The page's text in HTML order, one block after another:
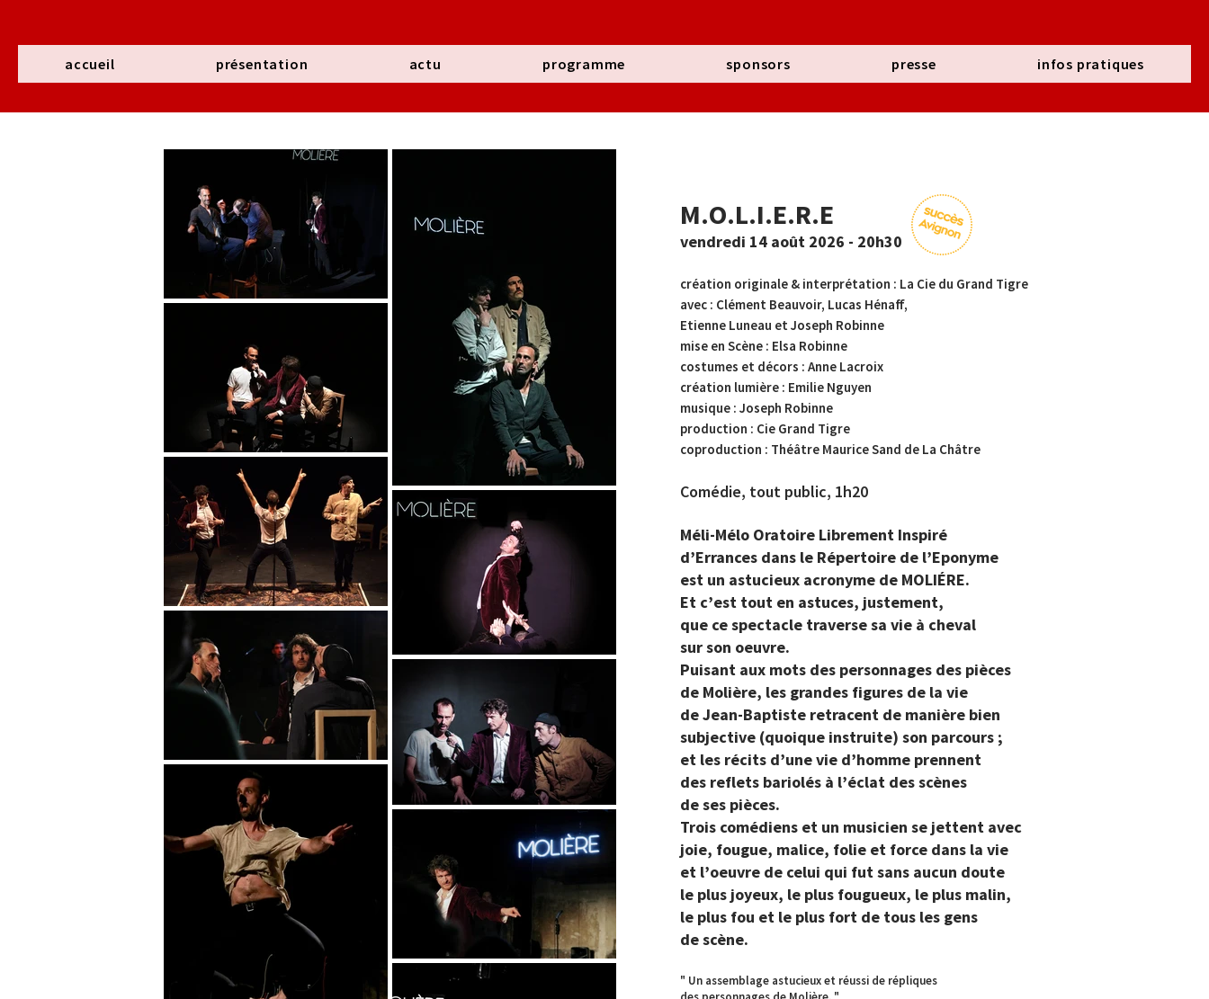
accueil présentation actu programme sponsors presse infos pratiques
M.O.L.I.E.R.E
vendredi 14 août 2026 - 20h30
création originale & interprétation : La Cie du Grand Tigre
avec : Clément Beauvoir, Lucas Hénaff,
Etienne Luneau et Joseph Robinne
mise en Scène : Elsa Robinne
costumes et décors : Anne Lacroix
création lumière : Emilie Nguyen
musique : Joseph Robinne
production : Cie Grand Tigre
coproduction : Théâtre Maurice Sand de La Châtre
Comédie, tout public, 1h20
Méli-Mélo Oratoire Librement Inspiré
d’Errances dans le Répertoire de l’Eponyme
est un astucieux acronyme de MOLIÉRE.
Et c’est tout en astuces, justement,
que ce spectacle traverse sa vie à cheval
sur son oeuvre.
Puisant aux mots des personnages des pièces
de Molière, les grandes figures de la vie
de Jean-Baptiste retracent de manière bien
subjective (quoique instruite) son parcours ;
et les récits d’une vie d’homme prennent
des reflets bariolés à l’éclat des scènes
de ses pièces.
Trois comédiens et un musicien se jettent avec
joie, fougue, malice, folie et force dans la vie
et l’oeuvre de celui qui fut sans aucun doute
le plus joyeux, le plus fougueux, le plus malin,
le plus fou et le plus fort de tous les gens
de scène.
" Un assemblage astucieux et réussi de répliques